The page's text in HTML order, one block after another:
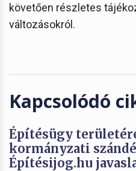
követően részletes
változásokról.
Kapcsolódó
Építésügy
kormányzati
Építésijog.hu